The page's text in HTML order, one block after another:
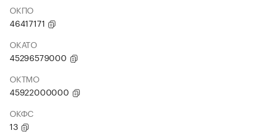
ОКПО
46417171
ОКАТО
45296579000
ОКТМО
45922000000
ОКФС
13